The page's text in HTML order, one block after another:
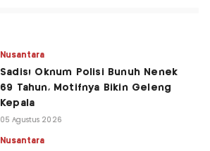
Nusantara
Sadis! Oknum Polisi Bunuh Nenek
69 Tahun, Motifnya Bikin Geleng
Kepala
05 Agustus 2026
Nusantara